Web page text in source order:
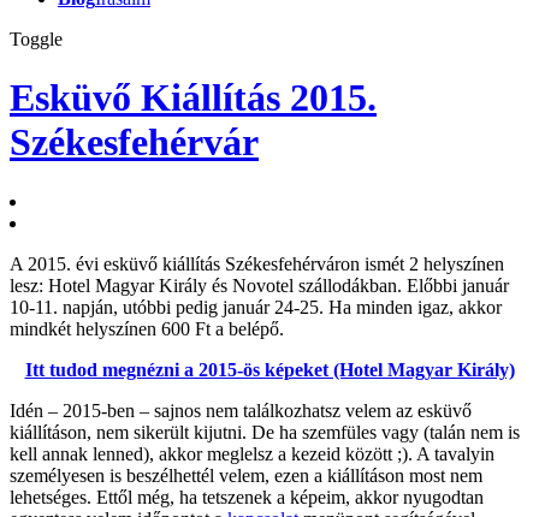
Toggle
Esküvő Kiállítás 2015.
Székesfehérvár
A 2015. évi esküvő kiállítás Székesfehérváron ismét 2 helyszínen
lesz: Hotel Magyar Király és Novotel szállodákban. Előbbi január
10-11. napján, utóbbi pedig január 24-25. Ha minden igaz, akkor
mindkét helyszínen 600 Ft a belépő.
Itt tudod megnézni a 2015-ös képeket (Hotel Magyar Király)
Idén – 2015-ben – sajnos nem találkozhatsz velem az esküvő
kiállításon, nem sikerült kijutni. De ha szemfüles vagy (talán nem is
kell annak lenned), akkor meglelsz a kezeid között ;). A tavalyin
személyesen is beszélhettél velem, ezen a kiállításon most nem
lehetséges. Ettől még, ha tetszenek a képeim, akkor nyugodtan